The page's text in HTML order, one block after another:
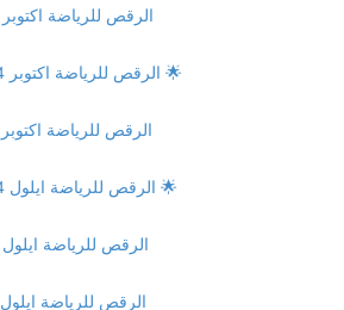
(الرقص للرياضة اكتوبر 3 (المتوسط
الرقص للرياضة اكتوبر 4 (للمتقدمين) 🌟
(الرقص للرياضة اكتوبر 1 (للمبتدئين
الرقص للرياضة ايلول 4 (للمتقدمين) 🌟
(الرقص للرياضة ايلول 3 (المتوسط
(الرقص للرياضة ايلول 2 (المبتدئين